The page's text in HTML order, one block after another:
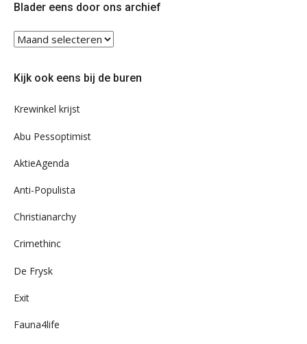
Blader eens door ons archief
Blader
ons
Kijk ook eens bij de buren
Krewinkel krijst
Abu Pessoptimist
AktieAgenda
Anti-Populista
Christianarchy
Crimethinc
De Frysk
Exit
Fauna4life